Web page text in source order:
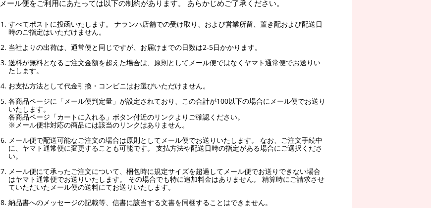
メール便をご利用にあたっては以下の制約があります。 あらかじめご了承ください。
すべてポストに投函いたします。 ナランハ店舗での受け取り、および営業所留、置き配および配送日
時のご指定はいただけません。
当社よりの出荷は、通常便と同じですが、お届けまでの日数は2-5日かかります。
送料が無料となるご注文金額を超えた場合は、原則としてメール便ではなくヤマト通常便でお送りい
たします。
お支払方法として代金引換・コンビニはお選びいただけません。
各商品ページに「メール便判定量」が設定されており、この合計が100以下の場合にメール便でお送り
いたします。
各商品ページ「カートに入れる」ボタン付近のリンクよりご確認ください。
※メール便非対応の商品には該当のリンクはありません。
メール便で配送可能なご注文の場合は原則としてメール便でお送りいたします。 なお、ご注文手続中
に、ヤマト通常便に変更することも可能です。 支払方法や配送日時の指定がある場合にご選択くださ
い。
メール便にて承ったご注文について、梱包時に規定サイズを超過してメール便でお送りできない場合
はヤマト通常便でお送りいたします。 その場合でも特に追加料金はありません。 精算時にご請求させ
ていただいたメール便の送料にてお送りいたします。
納品書へのメッセージの記載等、信書に該当する文書を同梱することはできません。